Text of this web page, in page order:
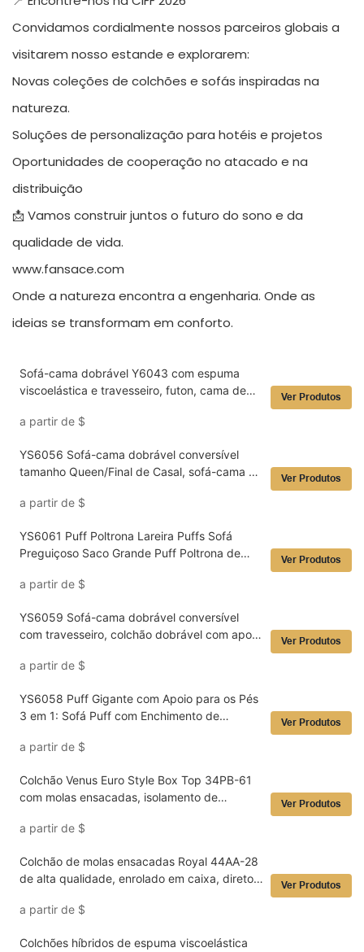
Convidamos cordialmente nossos parceiros globais a
visitarem nosso estande e explorarem:
Novas coleções de colchões e sofás inspiradas na
natureza.
Soluções de personalização para hotéis e projetos
Oportunidades de cooperação no atacado e na
distribuição
📩 Vamos construir juntos o futuro do sono e da
qualidade de vida.
www.fansace.com
Onde a natureza encontra a engenharia. Onde as
ideias se transformam em conforto.
Sofá-cama dobrável Y6043 com espuma
viscoelástica e travesseiro, futon, cama de
a partir de $
Ver Produtos
YS6056 Sofá-cama dobrável conversível
tamanho Queen/Final de Casal, sofá-cama de
dois lugares
a partir de $
Ver Produtos
YS6061 Puff Poltrona Lareira Puffs Sofá
Preguiçoso Saco Grande Puff Poltrona de
a partir de $
Ver Produtos
YS6059 Sofá-cama dobrável conversível
com travesseiro, colchão dobrável com apoio
a partir de $
Ver Produtos
YS6058 Puff Gigante com Apoio para os Pés
3 em 1: Sofá Puff com Enchimento de
para Jogos, Disponível para Atacado.
a partir de $
Ver Produtos
Colchão Venus Euro Style Box Top 34PB-61
com molas ensacadas, isolamento de
Fansace
a partir de $
Ver Produtos
Colchão de molas ensacadas Royal 44AA-28
de alta qualidade, enrolado em caixa, direto
a partir de $
Ver Produtos
Colchões híbridos de espuma viscoelástica